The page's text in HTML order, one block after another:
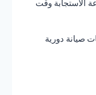
الاستجابة وقت
صيانة دورية